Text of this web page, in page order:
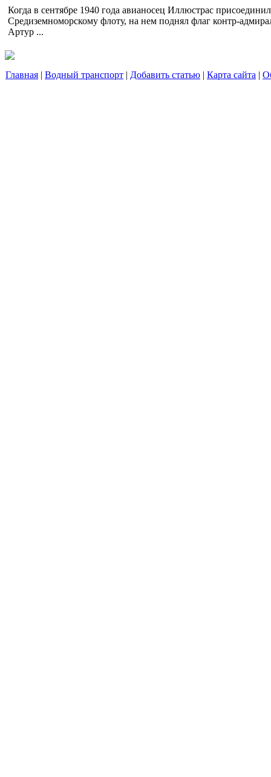
Когда в сентябре 1940 года авианосец Иллюстрас
Средиземноморскому флоту, на нем поднял флаг контр-
Артур ...
Главная | Водный транспорт | Добавить статью | Карта сайта |